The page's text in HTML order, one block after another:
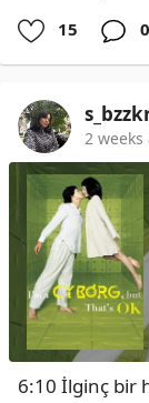
15 0
2 weeks
6:10 İlginç bir